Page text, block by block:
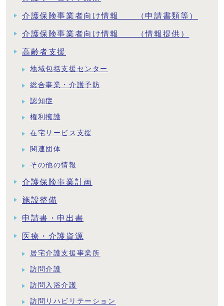
介護保険事業者向け情報 （申請書類等）
介護保険事業者向け情報 （情報提供）
高齢者支援
地域包括支援センター
総合事業・介護予防
認知症
権利擁護
在宅サービス支援
関連団体
その他の情報
介護保険事業計画
施設整備
申請書・申出書
医療・介護資源
居宅介護支援事業所
訪問介護
訪問入浴介護
訪問リハビリテーション